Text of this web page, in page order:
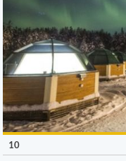
10